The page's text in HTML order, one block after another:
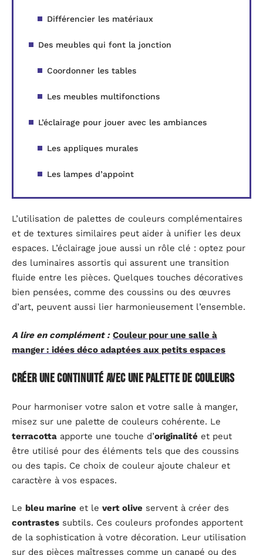
Différencier les matériaux
Des meubles qui font la jonction
Coordonner les tables
Les meubles multifonctions
L’éclairage pour jouer avec les ambiances
Les appliques murales
Les lampes d’appoint
L’utilisation de palettes de couleurs complémentaires
et de textures similaires peut aider à unifier les deux
espaces. L’éclairage joue aussi un rôle clé : optez pour
des luminaires assortis qui assurent une transition
fluide entre les pièces. Quelques touches décoratives
bien pensées, comme des coussins ou des œuvres
d’art, peuvent aussi lier harmonieusement l’ensemble.
A lire en complément : Couleur pour une salle à
manger : idées déco adaptées aux petits espaces
Créer une continuité avec une palette de couleurs
Pour harmoniser votre salon et votre salle à manger,
misez sur une palette de couleurs cohérente. Le
terracotta apporte une touche d’originalité et peut
être utilisé pour des éléments tels que des coussins
ou des tapis. Ce choix de couleur ajoute chaleur et
caractère à vos espaces.
Le bleu marine et le vert olive servent à créer des
contrastes subtils. Ces couleurs profondes apportent
de la sophistication à votre décoration. Leur utilisation
sur des pièces maîtresses comme un canapé ou des